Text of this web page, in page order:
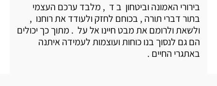
בירורי האמונה וביטחון ב ד , מלבד ערכם העצמי
בתור דברי תורה , בכוחם לחזק ולעודד את רוחנו ,
ולשאת ולרומם את מבט חיינו אל על . מתוך כך יכולים
הם גם לנסוך בנו כוחות ועוצמות לעמידה איתנה
באתגרי החיים .